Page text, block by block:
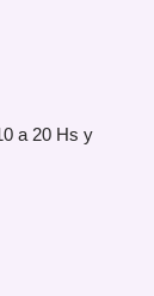
a 20 Hs y